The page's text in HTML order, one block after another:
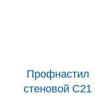
Профнастил
стеновой С21